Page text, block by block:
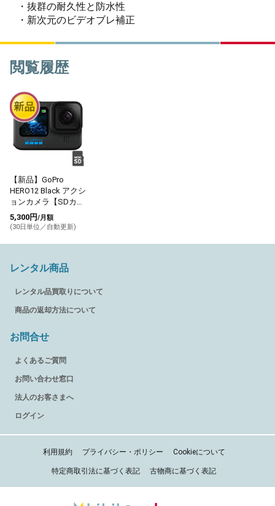
・抜群の耐久性と防水性
・新次元のビデオブレ補正
閲覧履歴
【新品】GoPro
HERO12 Black アクシ
ョンカメラ【SDカー
ド付】
5,300円/月額
(30日単位／自動更新)
レンタル商品
レンタル品買取りについて
商品の返却方法について
お問合せ
よくあるご質問
お問い合わせ窓口
法人のお客さまへ
ログイン
利用規約 プライバシー・ポリシー Cookieについて
特定商取引法に基づく表記 古物商に基づく表記